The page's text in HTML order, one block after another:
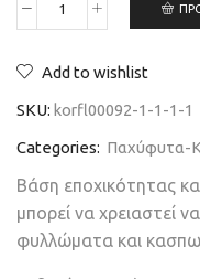
Add to wishlist
SKU: korfl00092-1-1-1-1
Categories: Παχύφυτα-
Βάση εποχικότητας
μπορεί να χρειαστεί
φυλλώματα και